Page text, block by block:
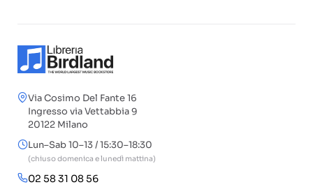
Via Cosimo Del Fante 16
Ingresso via Vettabbia 9
20122 Milano
Lun–Sab 10–13 / 15:30–18:30
(chiuso domenica e lunedì mattina)
02 58 31 08 56